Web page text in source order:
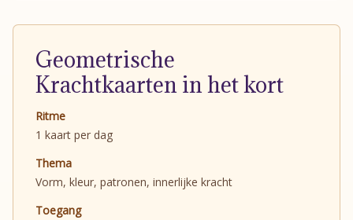
Geometrische
Krachtkaarten in het kort
Ritme
1 kaart per dag
Thema
Vorm, kleur, patronen, innerlijke kracht
Toegang